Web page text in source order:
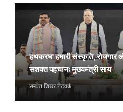
हथकरघा हमारी संस्कृति, रोजगार
सशक्त पहचानः मुख्यमंत्री साय
समवेत शिखर नेटवर्क